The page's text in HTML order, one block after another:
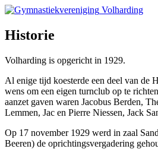
Volharding
Historie
Volharding is opgericht in 1929.
Al enige tijd koesterde een deel van de
wens om een eigen turnclub op te
aanzet gaven waren Jacobus Berden,
Lemmen, Jac en Pierre Niessen, Jack
Op 17 november 1929 werd in zaal
Beeren) de oprichtingsvergadering